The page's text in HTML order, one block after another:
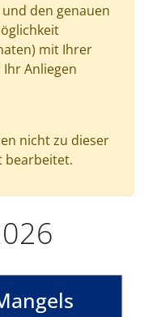
den genauen
mit Ihrer
Anliegen
nicht zu dieser
bearbeitet.